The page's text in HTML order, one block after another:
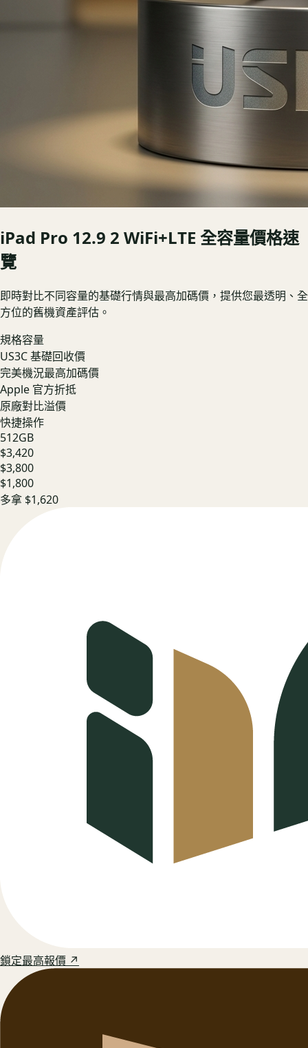
iPad Pro 12.9 2 WiFi+LTE 全容量價格速
覽
即時對比不同容量的基礎行情與最高加碼價，提供您最透明、全
方位的舊機資產評估。
規格容量
US3C 基礎回收價
完美機況最高加碼價
Apple 官方折抵
原廠對比溢價
快捷操作
512GB
$3,420
$3,800
$1,800
多拿 $1,620
鎖定最高報價 ↗